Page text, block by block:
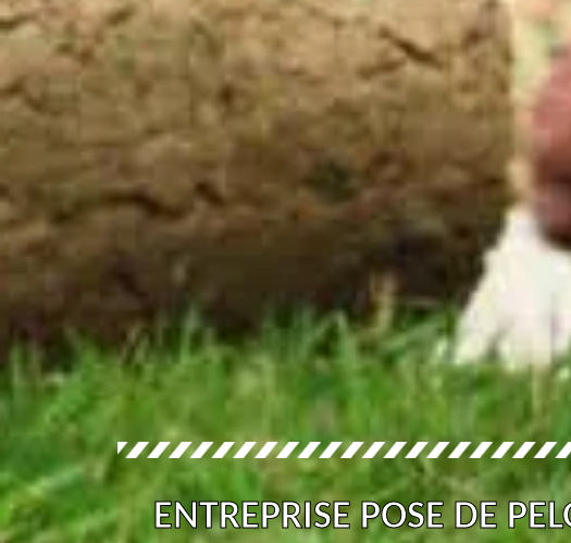
ENTREPRISE POSE DE